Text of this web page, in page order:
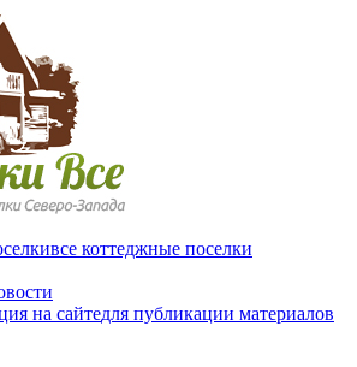
содержанию
все коттеджные поселки
на сайтедля публикации материалов